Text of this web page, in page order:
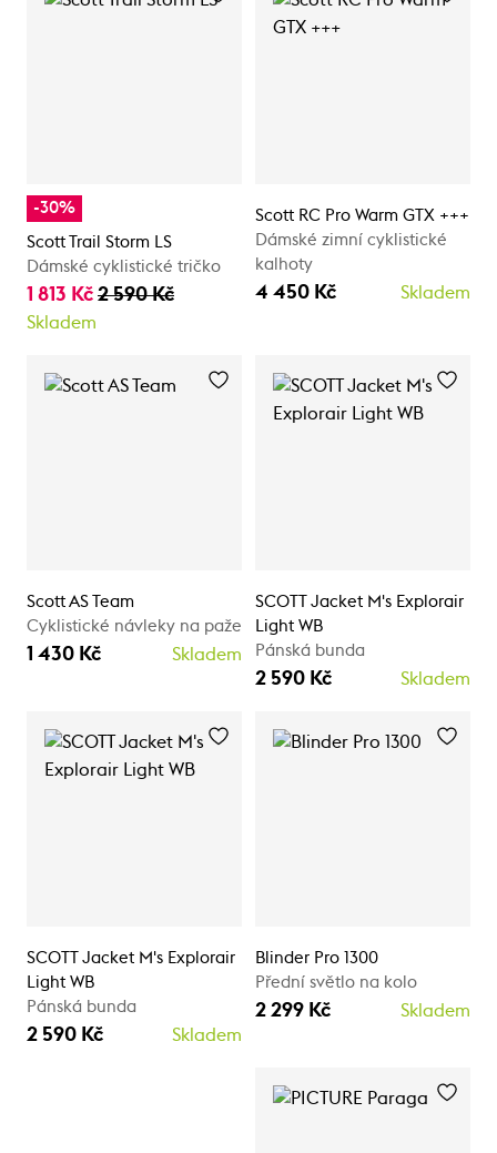
-30%
Scott Trail Storm LS
Dámské cyklistické tričko
1 813 Kč 2 590 Kč
Skladem
Scott RC Pro Warm GTX +++
Dámské zimní cyklistické
kalhoty
4 450 Kč Skladem
Scott AS Team
Cyklistické návleky na paže
1 430 Kč Skladem
SCOTT Jacket M's Explorair
Light WB
Pánská bunda
2 590 Kč Skladem
SCOTT Jacket M's Explorair
Light WB
Pánská bunda
2 590 Kč Skladem
Blinder Pro 1300
Přední světlo na kolo
2 299 Kč Skladem